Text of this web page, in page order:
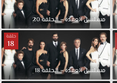
مسلسل العقدة – الحلقة 20
حلقة
18
مسلسل العقدة – الحلقة 18